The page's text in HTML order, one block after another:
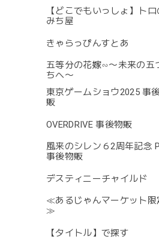
【どこでもいっしょ】トロ
みち屋
きゃらっぴんすとあ
五等分の花嫁∽〜未来の五
ちへ〜
東京ゲームショウ2025 事
販
OVERDRIVE 事後物販
風来のシレン６2周年記念
事後物販
デスティニーチャイルド
≪あるじゃんマーケット限
≫
【タイトル】で探す